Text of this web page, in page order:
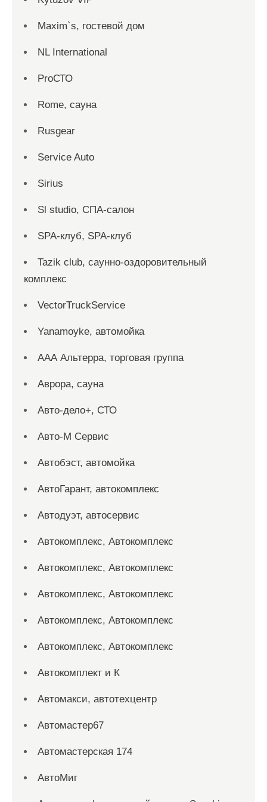
Maxim`s, гостевой дом
NL International
ProСТО
Rome, сауна
Rusgear
Service Auto
Sirius
Sl studio, СПА-салон
SPA-клуб, SPA-клуб
Tazik club, саунно-оздоровительный
комплекс
VectorTruckService
Yanamoyke, автомойка
ААА Альтерра, торговая группа
Аврора, сауна
Авто-дело+, СТО
Авто-М Сервис
Автобэст, автомойка
АвтоГарант, автокомплекс
Автодуэт, автосервис
Автокомплекс, Автокомплекс
Автокомплекс, Автокомплекс
Автокомплекс, Автокомплекс
Автокомплекс, Автокомплекс
Автокомплекс, Автокомплекс
Автокомплект и К
Автомакси, автотехцентр
Автомастер67
Автомастерская 174
АвтоМиг